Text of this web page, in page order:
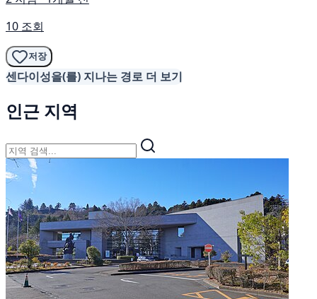
10 조회
저장
센다이성을(를) 지나는 경로 더 보기
인근 지역